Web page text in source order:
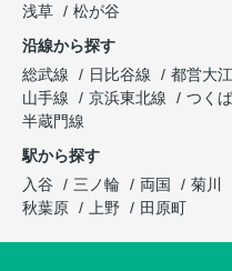
浅草
松が谷
沿線から探す
総武線
日比谷線 都営大
山手線
京浜東北線 つく
半蔵門線
駅から探す
入谷
三ノ輪 両国 菊川
秋葉原
上野 田原町